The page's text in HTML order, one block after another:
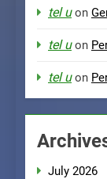
tel uon
tel uon
tel uon
July 2026